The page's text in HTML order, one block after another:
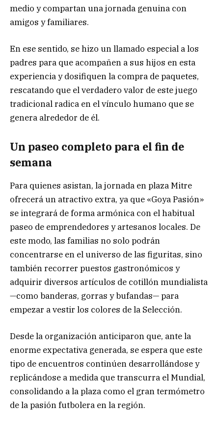
medio y compartan una jornada genuina con
amigos y familiares.
En ese sentido, se hizo un llamado especial a los
padres para que acompañen a sus hijos en esta
experiencia y dosifiquen la compra de paquetes,
rescatando que el verdadero valor de este juego
tradicional radica en el vínculo humano que se
genera alrededor de él.
Un paseo completo para el fin de
semana
Para quienes asistan, la jornada en plaza Mitre
ofrecerá un atractivo extra, ya que «Goya Pasión»
se integrará de forma armónica con el habitual
paseo de emprendedores y artesanos locales. De
este modo, las familias no solo podrán
concentrarse en el universo de las figuritas, sino
también recorrer puestos gastronómicos y
adquirir diversos artículos de cotillón mundialista
—como banderas, gorras y bufandas— para
empezar a vestir los colores de la Selección.
Desde la organización anticiparon que, ante la
enorme expectativa generada, se espera que este
tipo de encuentros continúen desarrollándose y
replicándose a medida que transcurra el Mundial,
consolidando a la plaza como el gran termómetro
de la pasión futbolera en la región.